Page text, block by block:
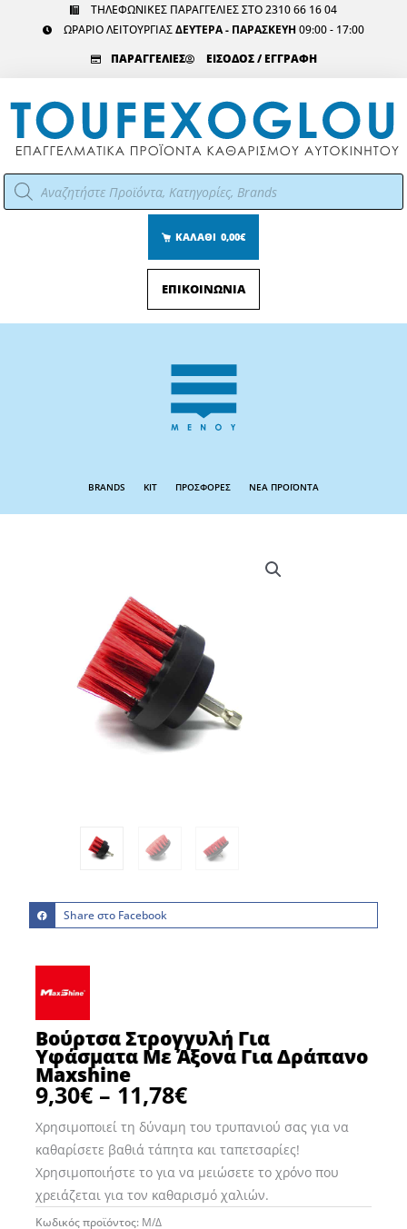
ΤΗΛΕΦΩΝΙΚΕΣ ΠΑΡΑΓΓΕΛΙΕΣ ΣΤΟ 2310 66 16 04
ΩΡΑΡΙΟ ΛΕΙΤΟΥΡΓΙΑΣΔΕΥΤΕΡΑ - ΠΑΡΑΣΚΕΥΗ 09:00 - 17:00
ΠΑΡΑΓΓΕΛΙΕΣ
ΕΙΣΟΔΟΣ / ΕΓΓΡΑΦΗ
Αναζήτηση
προϊόντων
ΚΑΛΑΘΙ 0,00€
ΕΠΙΚΟΙΝΩΝΙΑ
Menu
BRANDS KIT ΠΡΟΣΦΟΡΕΣ ΝΕΑ ΠΡΟΪΟΝΤΑ
Share στο Facebook
Βούρτσα Στρογγυλή Για
Υφάσματα Με Άξονα Για Δράπανο
Maxshine
9,30€ – 11,78€Price
range:
9,30€
through
11,78€
Χρησιμοποιεί τη δύναμη του τρυπανιού σας για να
καθαρίσετε βαθιά τάπητα και ταπετσαρίες!
Χρησιμοποιήστε το για να μειώσετε το χρόνο που
χρειάζεται για τον καθαρισμό χαλιών.
Κωδικός προϊόντος: Μ/Δ